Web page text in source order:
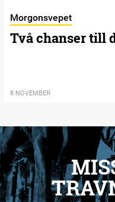
Morgonsvepet
Två chanser till
8 NOVEMBER